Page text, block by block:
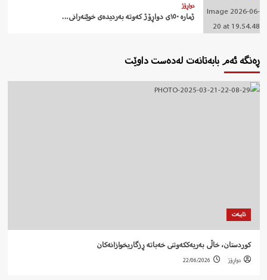
دواڕۆژ
ژمارە ١٥٠ی دواڕۆژ کەوتە بەردیدەی خوێنەرانی…
ڕەنگە ئەم بابەتانەت لەدەست داوێت
تایبەت
کوردستان، خاڵی بەریەککەوتنی خەباتە ڕزگاریخوازانەکان
دواڕۆژ 22/06/2026